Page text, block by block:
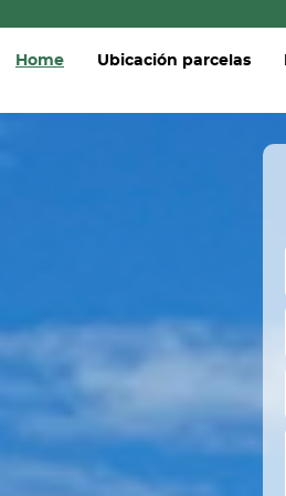
Home Ubicación parcelas